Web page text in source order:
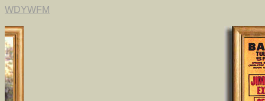
WDYWFM